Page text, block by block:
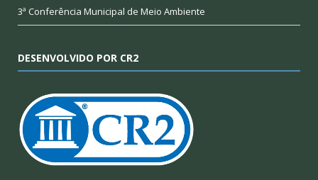
3ª Conferência Municipal de Meio Ambiente
DESENVOLVIDO POR CR2